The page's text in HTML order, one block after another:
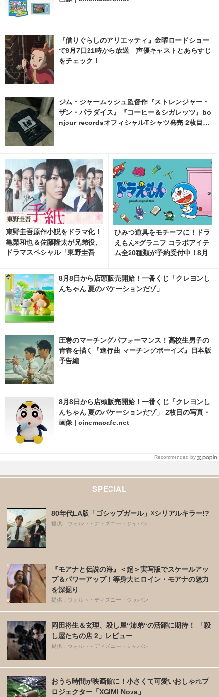
『借りぐらしのアリエッティ』金曜ロードショー
で8月7日21時から放送 声優キャストとあらすじ
をチェック！
ジム・ジャームッシュ監督作『ストレンジャー・
ザン・パラダイス』『コーヒー＆シガレッツ』bo
njour recordsオフィシャルTシャツ発売 2枚目の
東野圭吾原作小説をドラマ化！
亀梨和也＆佐藤隆太が兄弟役、
ドラマスペシャル「東野圭吾
ひみつ道具をモチーフに！ドラ
えもん×グラニフ コラボアイテ
ム全20種類が予約受付中！8月
8月8日から店頭販売開始！一番くじ「クレヨンし
んちゃん 夏のバケーションだゾ」
圧巻のマーチングパフォーマンス！高校生男子の
青春を描く『進行曲 マーチングボーイズ』日本版
予告編
8月8日から店頭販売開始！一番くじ「クレヨンし
んちゃん 夏のバケーションだゾ」 2枚目の写真・
画像 | cinemacafe.net
Recommended by
SPECIAL
80年代LA版「ゴシップガール」×シリアルキラー!?
提供：ウォルト・ディズニー・ジャパン
『モアナと伝説の海』＜超＞実写版でスケールアッ
プ＆パワーアップ！等身大ヒロイン・モアナの魅力
を深掘り
提供：ウォルト・ディズニー・ジャパン
岡田将生＆玄理、殺し屋“姉弟“の活躍に期待！ 「殺
し屋たちの店 2」レビュー
提供：ウォルト・ディズニー・ジャパン
おうち時間が映画館に！小さくて可愛いおしゃれプ
ロジェクター「XGIMI Nova」